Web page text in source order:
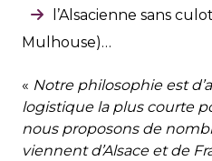
l’Alsacienne sans
Mulhouse)…
« Notre philosophie est
logistique la plus courte
nous proposons de
viennent d’Alsace et de